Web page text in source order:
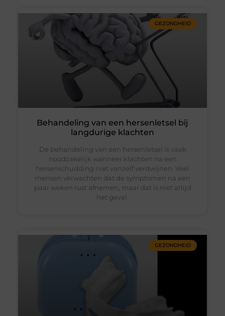
GEZONDHEID
Behandeling van een hersenletsel bij
langdurige klachten
De behandeling van een hersenletsel is vaak
noodzakelijk wanneer klachten na een
hersenschudding niet vanzelf verdwijnen. Veel
mensen verwachten dat de symptomen na een
paar weken rust afnemen, maar dat is niet altijd
het geval.
GEZONDHEID